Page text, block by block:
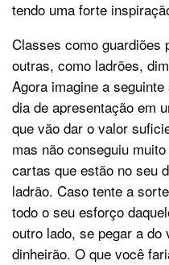
tendo uma forte
Classes como guardiões
outras, como ladrões,
Agora imagine a
dia de apresentação em
que vão dar o valor
mas não conseguiu
cartas que estão no seu
ladrão. Caso tente a
todo o seu esforço
outro lado, se pegar a do
dinheirão. O que você